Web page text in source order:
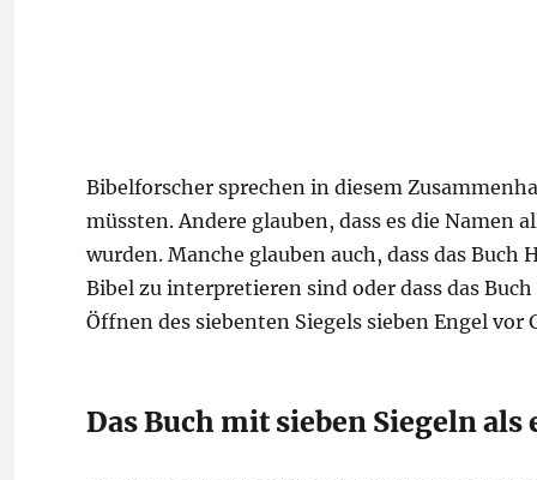
Bibelforscher sprechen in diesem
müssten. Andere glauben, dass es die
wurden. Manche glauben auch, dass das
Bibel zu interpretieren sind oder dass das
Öffnen des siebenten Siegels sieben Engel vor
Das Buch mit sieben Siegeln